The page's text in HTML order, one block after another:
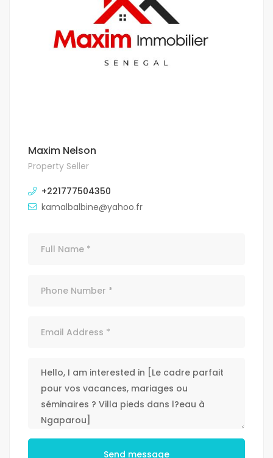
Maxim Nelson
Property Seller
+221777504350
kamalbalbine@yahoo.fr
Send message